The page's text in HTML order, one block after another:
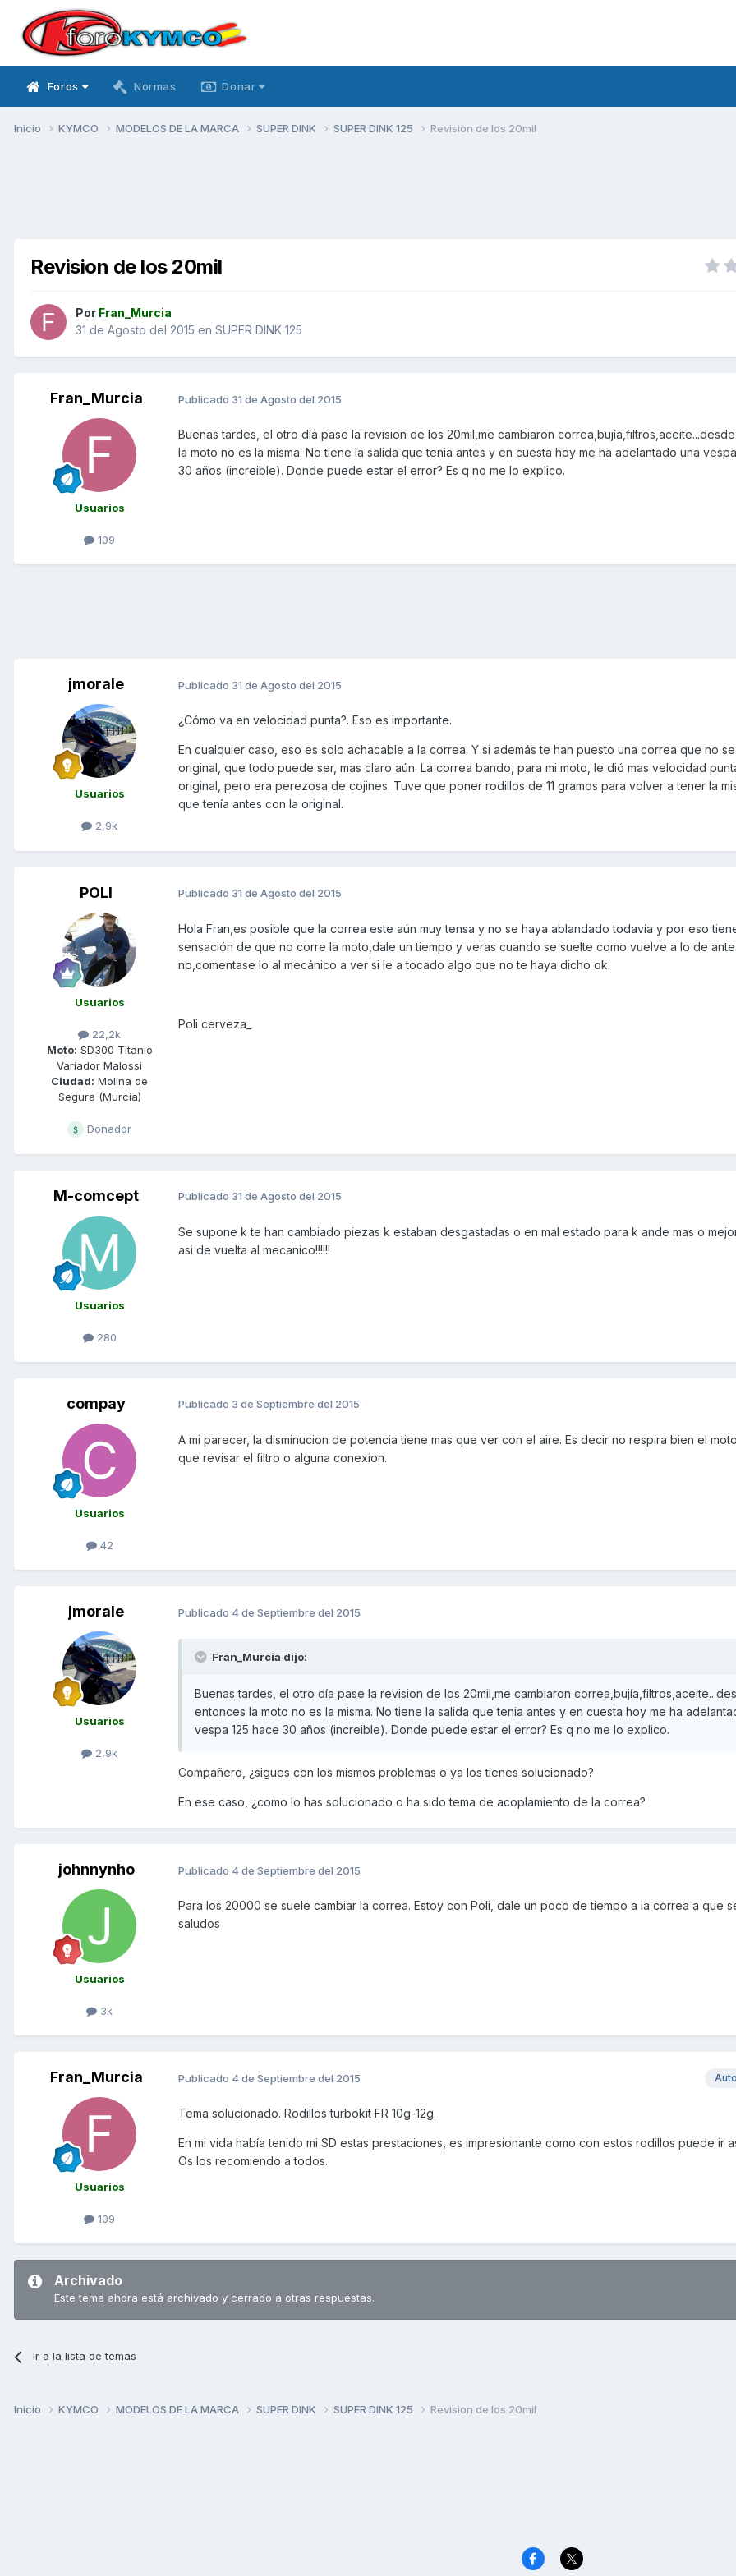
Foros Normas Donar
Inicio KYMCO MODELOS DE LA MARCA SUPER DINK SUPER DINK 125 Revision de los 20mil
Revision de los 20mil
Por Fran_Murcia
31 de Agosto del 2015 en SUPER DINK 125
Fran_Murcia
Usuarios
109
Publicado 31 de Agosto del 2015
Buenas tardes, el otro día pase la revision de los 20mil,me cambiaron
la moto no es la misma. No tiene la salida que tenia antes y en cuesta hoy me ha adelantado una
30 años (increible). Donde puede estar el error? Es q no me lo explico.
jmorale
Usuarios
2,9k
Publicado 31 de Agosto del 2015
¿Cómo va en velocidad punta?. Eso es importante.
En cualquier caso, eso es solo achacable a la correa. Y si además te han puesto una correa que no
original, que todo puede ser, mas claro aún. La correa bando, para mi moto, le dió mas velocidad
original, pero era perezosa de cojines. Tuve que poner rodillos de 11 gramos para volver a tener la
que tenía antes con la original.
POLI
Usuarios
22,2k
Moto: SD300 Titanio
Variador Malossi
Ciudad: Molina de
Segura (Murcia)
Donador
Publicado 31 de Agosto del 2015
Hola Fran,es posible que la correa este aún muy tensa y no se haya ablandado todavía y por eso
sensación de que no corre la moto,dale un tiempo y veras cuando se suelte como vuelve a lo de
no,comentase lo al mecánico a ver si le a tocado algo que no te haya dicho ok.
Poli cerveza_
M-comcept
Usuarios
280
Publicado 31 de Agosto del 2015
Se supone k te han cambiado piezas k estaban desgastadas o en mal estado para k ande mas o
asi de vuelta al mecanico!!!!!!
compay
Usuarios
42
Publicado 3 de Septiembre del 2015
A mi parecer, la disminucion de potencia tiene mas que ver con el aire. Es decir no respira bien el
que revisar el filtro o alguna conexion.
jmorale
Usuarios
2,9k
Publicado 4 de Septiembre del 2015
Fran_Murcia dijo:
Buenas tardes, el otro día pase la revision de los 20mil,me cambiaron
entonces la moto no es la misma. No tiene la salida que tenia antes y en cuesta hoy me ha
vespa 125 hace 30 años (increible). Donde puede estar el error? Es q no me lo explico.
Compañero, ¿sigues con los mismos problemas o ya los tienes solucionado?
En ese caso, ¿como lo has solucionado o ha sido tema de acoplamiento de la correa?
johnnynho
Usuarios
3k
Publicado 4 de Septiembre del 2015
Para los 20000 se suele cambiar la correa. Estoy con Poli, dale un poco de tiempo a la correa a que
saludos
Fran_Murcia
Usuarios
109
Publicado 4 de Septiembre del 2015
Tema solucionado. Rodillos turbokit FR 10g-12g.
En mi vida había tenido mi SD estas prestaciones, es impresionante como con estos rodillos puede ir
Os los recomiendo a todos.
Archivado
Este tema ahora está archivado y cerrado a otras respuestas.
Ir a la lista de temas
Inicio KYMCO MODELOS DE LA MARCA SUPER DINK SUPER DINK 125 Revision de los 20mil